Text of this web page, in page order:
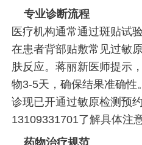
专业诊断流程
医疗机构通常通过斑贴试
在患者背部贴敷常见过敏
肤反应。蒋丽新医师提示
物3-5天，确保结果准确性
诊现已开通过敏原检测预
13109331701了解具体注
药物治疗规范